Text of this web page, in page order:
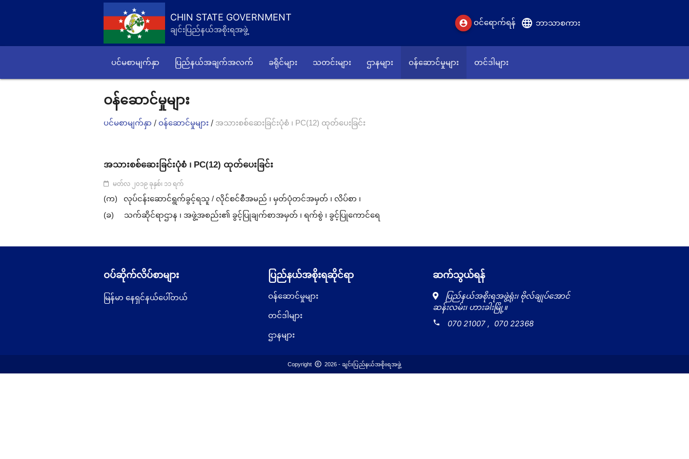
CHIN STATE GOVERNMENT
ချင်းပြည်နယ်အစိုးရအဖွဲ့
account_circle ဝင်ရောက်ရန် language ဘာသာစကား
ပင်မစာမျက်နှာ ပြည်နယ်အချက်အလက် ခရိုင်များ သတင်းများ ဌာနများ ဝန်ဆောင်မှုများ တင်ဒါများ
ဝန်ဆောင်မှုများ
ပင်မစာမျက်နှာ / ဝန်ဆောင်မှုများ / အသားစစ်ဆေးခြင်းပုံစံ ၊ PC(12) ထုတ်ပေးခြင်း
အသားစစ်ဆေးခြင်းပုံစံ ၊ PC(12) ထုတ်ပေးခြင်း
မတ်လ ၂၀၁၉ ခုနှစ်၊ ၁၁ ရက်
(က) လုပ်ငန်းဆောင်ရွက်ခွင့်ရသူ / လိုင်စင်စီအမည် ၊ မှတ်ပုံတင်အမှတ် ၊ လိပ်စာ ၊
(ခ) သက်ဆိုင်ရာဌာန ၊ အဖွဲ့အစည်း၏ ခွင့်ပြုချက်စာအမှတ် ၊ ရက်စွဲ ၊ ခွင့်ပြုကောင်ရေ
ဝပ်ဆိုက်လိပ်စာများ
မြန်မာ နေရှင်နယ်ပေါ်တယ်
ပြည်နယ်အစိုးရဆိုင်ရာ
ဝန်ဆောင်မှုများ
တင်ဒါများ
ဌာနများ
ဆက်သွယ်ရန်
ပြည်နယ်အစိုးရအဖွဲ့ရုံး၊ ဗိုလ်ချုပ်အောင်
ဆန်းလမ်း၊ ဟားခါးမြို့။
local_phone 070 21007 , 070 22368
Copyright copyright 2026 - ချင်းပြည်နယ်အစိုးရအဖွဲ့